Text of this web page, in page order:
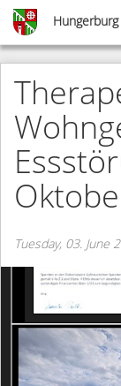
Skip
main
content
Hungerburg
Tuesday, 03. June